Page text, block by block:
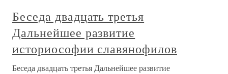
Беседа двадцать третья
Дальнейшее развитие
историософии славянофилов
Беседа двадцать третья Дальнейшее развитие